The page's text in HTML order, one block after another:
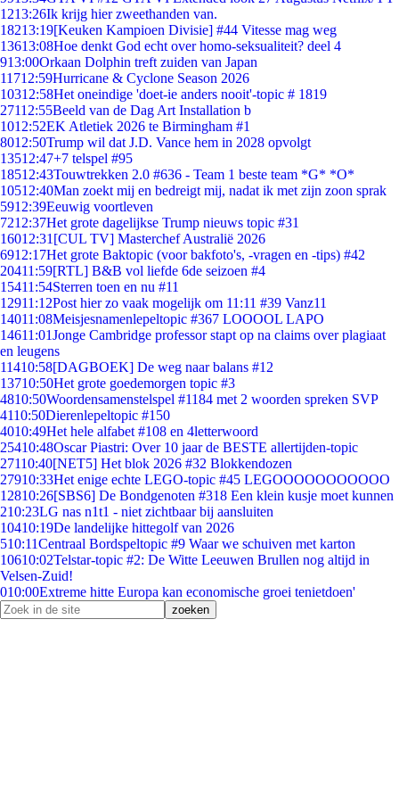
1213:26Ik krijg hier zweethanden van.
18213:19[Keuken Kampioen Divisie] #44 Vitesse mag weg
13613:08Hoe denkt God echt over homo-seksualiteit? deel 4
913:00Orkaan Dolphin treft zuiden van Japan
11712:59Hurricane & Cyclone Season 2026
10312:58Het oneindige 'doet-ie anders nooit'-topic # 1819
27112:55Beeld van de Dag Art Installation b
1012:52EK Atletiek 2026 te Birmingham #1
8012:50Trump wil dat J.D. Vance hem in 2028 opvolgt
13512:47+7 telspel #95
18512:43Touwtrekken 2.0 #636 - Team 1 beste team *G* *O*
10512:40Man zoekt mij en bedreigt mij, nadat ik met zijn zoon sprak
5912:39Eeuwig voortleven
7212:37Het grote dagelijkse Trump nieuws topic #31
16012:31 [CUL TV] Masterchef Australië 2026
6912:17Het grote Baktopic (voor bakfoto's, -vragen en -tips) #42
20411:59[RTL] B&B vol liefde 6de seizoen #4
15411:54Sterren toen en nu #11
12911:12Post hier zo vaak mogelijk om 11:11 #39 Vanz11
14011:08Meisjesnamenlepeltopic #367 LOOOOL LAPO
14611:01Jonge Cambridge professor stapt op na claims over plagiaat
en leugens
11410:58[DAGBOEK] De weg naar balans #12
13710:50Het grote goedemorgen topic #3
4810:50Woordensamenstelspel #1184 met 2 woorden spreken SVP
4110:50Dierenlepeltopic #150
4010:49Het hele alfabet #108 en 4letterwoord
25410:48Oscar Piastri: Over 10 jaar de BESTE allertijden-topic
27110:40[NET5] Het blok 2026 #32 Blokkendozen
27910:33Het enige echte LEGO-topic #45 LEGOOOOOOOOOOO
12810:26[SBS6] De Bondgenoten #318 Een klein kusje moet kunnen
210:23LG nas n1t1 - niet zichtbaar bij aansluiten
10410:19De landelijke hittegolf van 2026
510:11Centraal Bordspeltopic #9 Waar we schuiven met karton
10610:02Telstar-topic #2: De Witte Leeuwen Brullen nog altijd in
Velsen-Zuid!
010:00Extreme hitte Europa kan economische groei tenietdoen'